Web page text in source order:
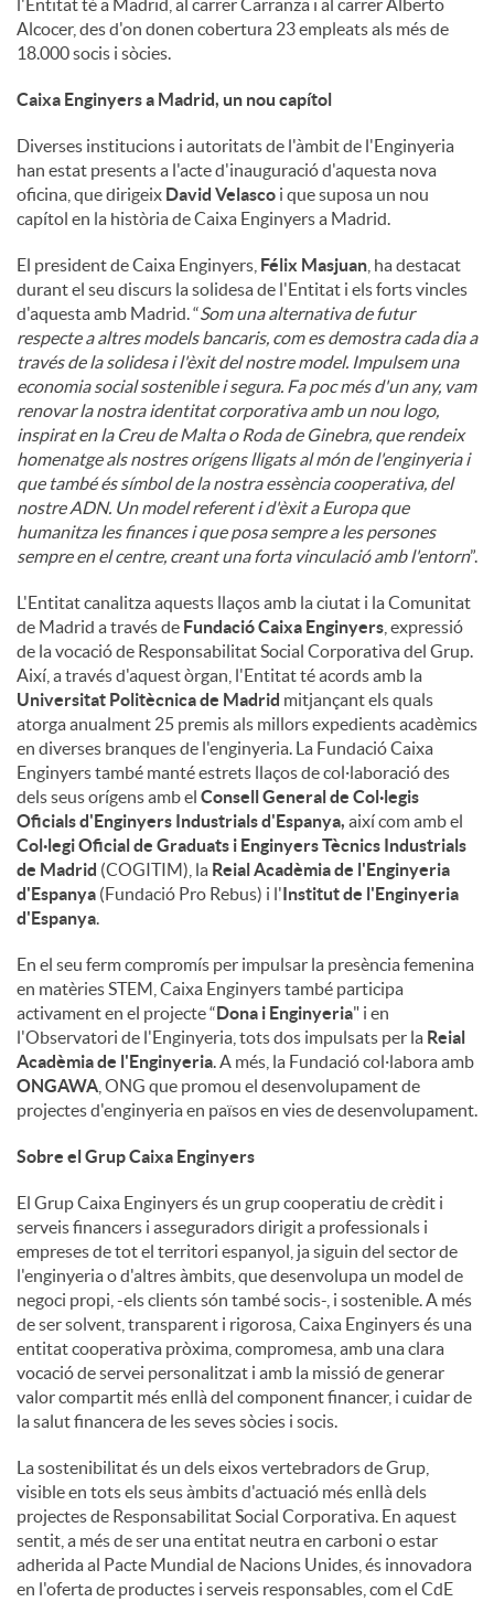
l'Entitat té a Madrid, al carrer Carranza i al carrer Alberto
Alcocer, des d'on donen cobertura 23 empleats als més de
18.000 socis i sòcies.
Caixa Enginyers a Madrid, un nou capítol
Diverses institucions i autoritats de l'àmbit de l'Enginyeria
han estat presents a l'acte d'inauguració d'aquesta nova
oficina, que dirigeix David Velasco i que suposa un nou
capítol en la història de Caixa Enginyers a Madrid.
El president de Caixa Enginyers, Félix Masjuan , ha destacat
durant el seu discurs la solidesa de l'Entitat i els forts vincles
d'aquesta amb Madrid. “Som una alternativa de futur
respecte a altres models bancaris, com es demostra cada dia a
través de la solidesa i l'èxit del nostre model. Impulsem una
economia social sostenible i segura. Fa poc més d'un any, vam
renovar la nostra identitat corporativa amb un nou logo,
inspirat en la Creu de Malta o Roda de Ginebra, que rendeix
homenatge als nostres orígens lligats al món de l'enginyeria i
que també és símbol de la nostra essència cooperativa, del
nostre ADN. Un model referent i d'èxit a Europa que
humanitza les finances i que posa sempre a les persones
sempre en el centre, creant una forta vinculació amb l'entorn”.
L'Entitat canalitza aquests llaços amb la ciutat i la Comunitat
de Madrid a través de Fundació Caixa Enginyers , expressió
de la vocació de Responsabilitat Social Corporativa del Grup.
Així, a través d'aquest òrgan, l'Entitat té acords amb la
Universitat Politècnica de Madrid mitjançant els quals
atorga anualment 25 premis als millors expedients acadèmics
en diverses branques de l'enginyeria. La Fundació Caixa
Enginyers també manté estrets llaços de col·laboració des
dels seus orígens amb el Consell General de Col·legis
Oficials d'Enginyers Industrials d'Espanya, així com amb el
Col·legi Oficial de Graduats i Enginyers Tècnics Industrials
de Madrid (COGITIM), la Reial Acadèmia de l'Enginyeria
d'Espanya (Fundació Pro Rebus) i l'Institut de l'Enginyeria
d'Espanya.
En el seu ferm compromís per impulsar la presència femenina
en matèries STEM, Caixa Enginyers també participa
activament en el projecte “Dona i Enginyeria" i en
l'Observatori de l'Enginyeria, tots dos impulsats per la Reial
Acadèmia de l'Enginyeria. A més, la Fundació col·labora amb
ONGAWA , ONG que promou el desenvolupament de
projectes d'enginyeria en països en vies de desenvolupament.
Sobre el Grup Caixa Enginyers
El Grup Caixa Enginyers és un grup cooperatiu de crèdit i
serveis financers i asseguradors dirigit a professionals i
empreses de tot el territori espanyol, ja siguin del sector de
l'enginyeria o d'altres àmbits, que desenvolupa un model de
negoci propi, -els clients són també socis-, i sostenible. A més
de ser solvent, transparent i rigorosa, Caixa Enginyers és una
entitat cooperativa pròxima, compromesa, amb una clara
vocació de servei personalitzat i amb la missió de generar
valor compartit més enllà del component financer, i cuidar de
la salut financera de les seves sòcies i socis.
La sostenibilitat és un dels eixos vertebradors de Grup,
visible en tots els seus àmbits d'actuació més enllà dels
projectes de Responsabilitat Social Corporativa. En aquest
sentit, a més de ser una entitat neutra en carboni o estar
adherida al Pacte Mundial de Nacions Unides, és innovadora
en l'oferta de productes i serveis responsables, com el CdE